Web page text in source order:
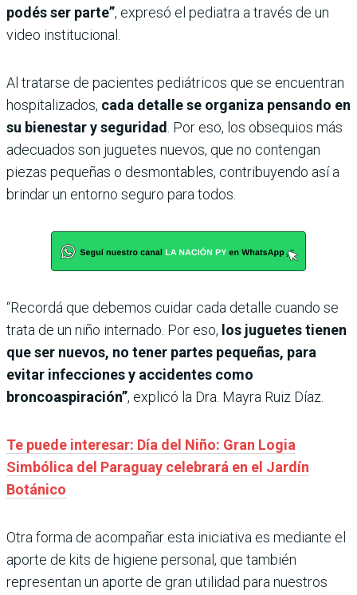
podés ser parte”, expresó el pediatra a través de un
video institucional.
Al tratarse de pacientes pediátricos que se encuentran
hospitalizados, cada detalle se organiza pensando en
su bienestar y seguridad . Por eso, los obsequios más
adecuados son juguetes nuevos, que no contengan
piezas pequeñas o desmontables, contribuyendo así a
brindar un entorno seguro para todos.
“Recordá que debemos cuidar cada detalle cuando se
trata de un niño internado. Por eso, los juguetes tienen
que ser nuevos, no tener partes pequeñas, para
evitar infecciones y accidentes como
broncoaspiración”, explicó la Dra. Mayra Ruiz Díaz.
Te puede interesar: Día del Niño: Gran Logia
Simbólica del Paraguay celebrará en el Jardín
Botánico
Otra forma de acompañar esta iniciativa es mediante el
aporte de kits de higiene personal, que también
representan un aporte de gran utilidad para nuestros